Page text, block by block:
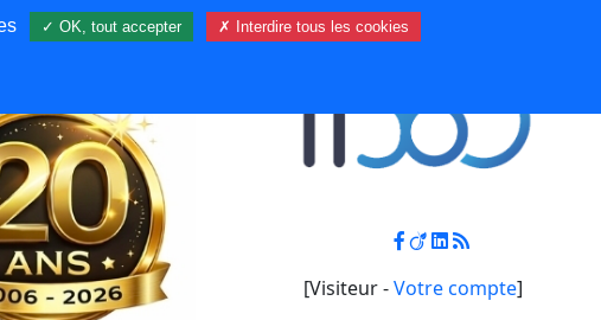
Contact Mon compte
[Visiteur -Votre compte]
✓ OK, tout accepter ✗ Interdire tous les cookies